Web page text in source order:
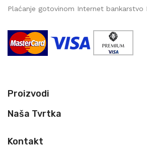
Plaćanje gotovinom Internet bankarstvo
Proizvodi
Naša Tvrtka
Kontakt